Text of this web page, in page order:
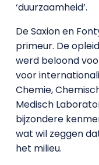
‘duurzaamheid’.
De Saxion en
primeur. De
werd beloond
voor
Chemie,
Medisch
bijzondere
wat wil zeggen
het milieu.